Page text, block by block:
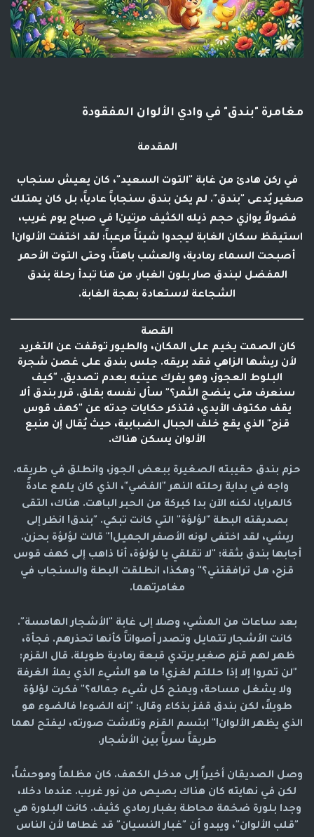
مغامرة "بندق" في وادي الألوان المفقودة
المقدمة
في ركن هادئ من غابة "التوت السعيد"، كان يعيش سنجاب
صغير يُدعى "بندق". لم يكن بندق سنجاباً عادياً، بل كان يمتلك
فضولاً يوازي حجم ذيله الكثيف مرتين! في صباح يوم غريب،
استيقظ سكان الغابة ليجدوا شيئاً مرعباً: لقد اختفت الألوان!
أصبحت السماء رمادية، والعشب باهتاً، وحتى التوت الأحمر
المفضل لبندق صار بلون الغبار. من هنا تبدأ رحلة بندق
الشجاعة لاستعادة بهجة الغابة.
القصة
كان الصمت يخيم على المكان، والطيور توقفت عن التغريد
لأن ريشها الزاهي فقد بريقه. جلس بندق على غصن شجرة
البلوط العجوز، وهو يفرك عينيه بعدم تصديق. "كيف
سنعرف متى ينضج الثمر؟" سأل نفسه بقلق. قرر بندق ألا
يقف مكتوف الأيدي، فتذكر حكايات جدته عن "كهف قوس
قزح" الذي يقع خلف الجبال الضبابية، حيث يُقال إن منبع
الألوان يسكن هناك.
حزم بندق حقيبته الصغيرة ببعض الجوز، وانطلق في طريقه.
واجه في بداية رحلته النهر "الفضي"، الذي كان يلمع عادةً
كالمرايا، لكنه الآن بدا كبركة من الحبر الباهت. هناك، التقى
بصديقته البطة "لؤلؤة" التي كانت تبكي. "بندق! انظر إلى
ريشي، لقد اختفى لونه الأصفر الجميل!" قالت لؤلؤة بحزن.
أجابها بندق بثقة: "لا تقلقي يا لؤلؤة، أنا ذاهب إلى كهف قوس
قزح، هل ترافقتني؟" وهكذا، انطلقت البطة والسنجاب في
مغامرتهما.
بعد ساعات من المشي، وصلا إلى غابة "الأشجار الهامسة".
كانت الأشجار تتمايل وتصدر أصواتاً كأنها تحذرهم. فجأة،
ظهر لهم قزم صغير يرتدي قبعة رمادية طويلة. قال القزم:
"لن تمروا إلا إذا حللتم لغزي! ما هو الشيء الذي يملأ الغرفة
ولا يشغل مساحة، ويمنح كل شيء جماله؟" فكرت لؤلؤة
طويلاً، لكن بندق قفز بذكاء وقال: "إنه الضوء! فالضوء هو
الذي يظهر الألوان!" ابتسم القزم وتلاشت صورته، ليفتح لهما
طريقاً سرياً بين الأشجار.
وصل الصديقان أخيراً إلى مدخل الكهف. كان مظلماً وموحشاً،
لكن في نهايته كان هناك بصيص من نور غريب. عندما دخلا،
وجدا بلورة ضخمة محاطة بغبار رمادي كثيف. كانت البلورة هي
"قلب الألوان"، ويبدو أن "غبار النسيان" قد غطاها لأن الناس